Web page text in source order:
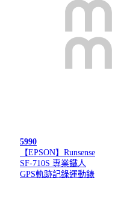
5990
【EPSON】Runsense
SF-710S 專業鐵人
GPS軌跡記錄運動錶